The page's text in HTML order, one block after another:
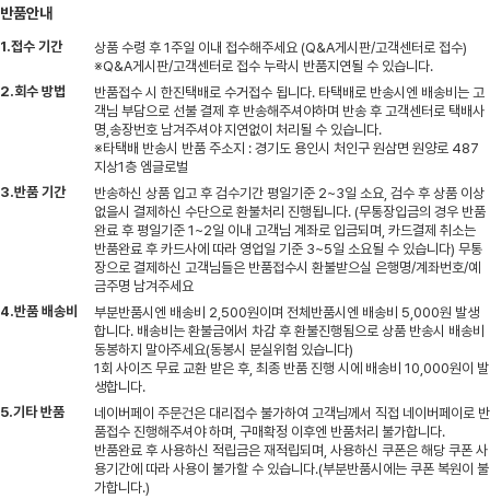
반품안내
1.접수 기간
상품 수령 후 1주일 이내 접수해주세요 (Q&A게시판/고객센터로 접수)
※Q&A게시판/고객센터로 접수 누락시 반품지연될 수 있습니다.
2.회수 방법
반품접수 시 한진택배로 수거접수 됩니다. 타택배로 반송시엔 배송비는 고
객님 부담으로 선불 결제 후 반송해주셔야하며 반송 후 고객센터로 택배사
명,송장번호 남겨주셔야 지연없이 처리될 수 있습니다.
※타택배 반송시 반품 주소지 : 경기도 용인시 처인구 원삼면 원양로 487
지상1층 엠글로벌
3.반품 기간
반송하신 상품 입고 후 검수기간 평일기준 2~3일 소요, 검수 후 상품 이상
없을시 결제하신 수단으로 환불처리 진행됩니다. (무통장입금의 경우 반품
완료 후 평일기준 1~2일 이내 고객님 계좌로 입금되며, 카드결제 취소는
반품완료 후 카드사에 따라 영업일 기준 3~5일 소요될 수 있습니다) 무통
장으로 결제하신 고객님들은 반품접수시 환불받으실 은행명/계좌번호/예
금주명 남겨주세요
4.반품 배송비
부분반품시엔 배송비 2,500원이며 전체반품시엔 배송비 5,000원 발생
합니다. 배송비는 환불금에서 차감 후 환불진행됨으로 상품 반송시 배송비
동봉하지 말아주세요(동봉시 분실위험 있습니다)
1회 사이즈 무료 교환 받은 후, 최종 반품 진행 시에 배송비 10,000원이 발
생합니다.
5.기타 반품
네이버페이 주문건은 대리접수 불가하여 고객님께서 직접 네이버페이로 반
품접수 진행해주셔야 하며, 구매확정 이후엔 반품처리 불가합니다.
반품완료 후 사용하신 적립금은 재적립되며, 사용하신 쿠폰은 해당 쿠폰 사
용기간에 따라 사용이 불가할 수 있습니다.(부분반품시에는 쿠폰 복원이 불
가합니다.)